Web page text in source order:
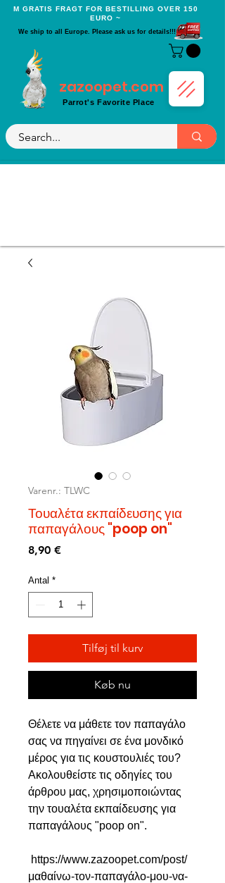
Μ GRATIS FRAGT FOR BESTILLING OVER 150
EURO ~
We ship to all Europe. Please ask us for details!!!
zazoopet.com
Parrot's Favorite Place
Varenr.: TLWC
Τουαλέτα εκπαίδευσης για
παπαγάλους "poop on"
8,90 €Pris
Antal *
Tilføj til kurv
Køb nu
Θέλετε να μάθετε τον παπαγάλο
σας να πηγαίνει σε ένα μονδικό
μέρος για τις κουστουλιές του?
Ακολουθείστε τις οδηγίες του
άρθρου μας, χρησιμοποιώντας
την τουαλέτα εκπαίδευσης για
παπαγάλους "poop on".
https://www.zazoopet.com/post/
μαθαίνω-τον-παπαγάλο-μου-να-